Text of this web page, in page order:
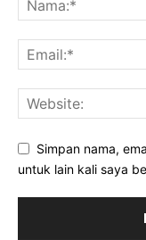
Simpan nama,
untuk lain kali saya